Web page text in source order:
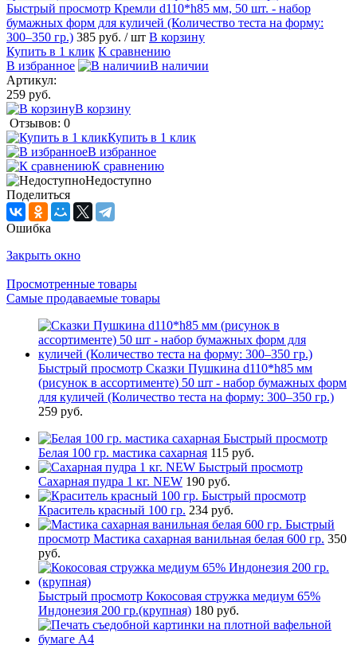
Быстрый просмотр Кремли d110*h85 мм, 50 шт. - набор
бумажных форм для куличей (Количество теста на форму:
300–350 гр.) 385 руб. / шт В корзину
Купить в 1 клик К сравнению
В избранное
В наличии
Артикул:
259 руб.
В корзину
Отзывов: 0
Купить в 1 клик
В избранное
К сравнению
Недоступно
Поделиться
Ошибка
Закрыть окно
Просмотренные товары
Самые продаваемые товары
Быстрый просмотр Сказки Пушкина d110*h85 мм
(рисунок в ассортименте) 50 шт - набор бумажных форм
для куличей (Количество теста на форму: 300–350 гр.)
259 руб.
Быстрый просмотр
Белая 100 гр. мастика сахарная 115 руб.
Быстрый просмотр
Сахарная пудра 1 кг. NEW 190 руб.
Быстрый просмотр
Краситель красный 100 гр. 234 руб.
Быстрый
просмотр Мастика сахарная ванильная белая 600 гр. 350
руб.
Быстрый просмотр Кокосовая стружка медиум 65%
Индонезия 200 гр.(крупная) 180 руб.